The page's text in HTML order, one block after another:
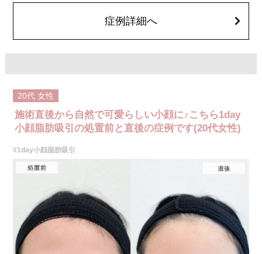
顔の脂肪吸引箇所の追加 1ヶ所ごと+162,800円(税込)
オプション：笑気麻酔 3,300円(税込)
症例詳細へ
20代 女性
施術直後から自然で可愛らしい小顔に♪こちら1day
小顔脂肪吸引の処置前と直後の症例です(20代女性)
#1day小顔脂肪吸引